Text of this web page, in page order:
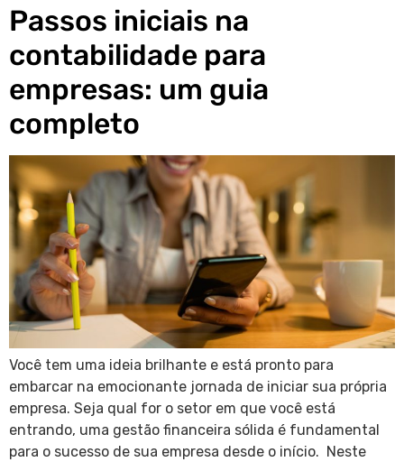
Passos iniciais na
contabilidade para
empresas: um guia
completo
Você tem uma ideia brilhante e está pronto para
embarcar na emocionante jornada de iniciar sua própria
empresa. Seja qual for o setor em que você está
entrando, uma gestão financeira sólida é fundamental
para o sucesso de sua empresa desde o início. Neste